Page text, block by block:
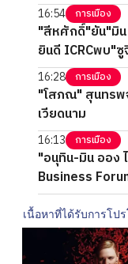
16:54 การเมือง
"สีหศักดิ์"ยัน"มิน
ยินดี ICRCพบ"
16:28 การเมือง
"โสภณ" สุนทรพ
เวียดนาม
16:13 การเมือง
"อนุทิน-มิน ออง
Business